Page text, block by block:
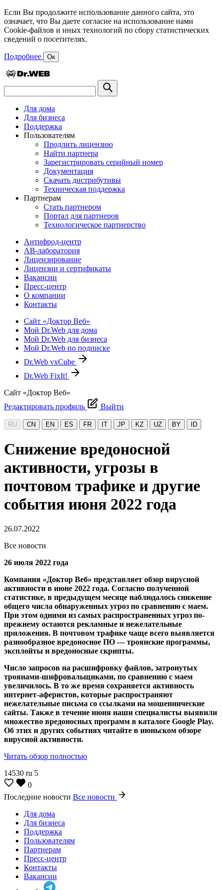
Если Вы продолжите использование данного сайта, это
означает, что Вы даете согласие на использование нами
Cookie-файлов и иных технологий по сбору статистических
сведений о посетителях.
Подробнее Ок
Для дома
Для бизнеса
Поддержка
Пользователям
Продлить лицензию
Найти партнера
Зарегистрировать серийный номер
Документация
Скачать дистрибутивы
Техническая поддержка
Партнерам
Стать партнером
Портал для партнеров
Технологическое партнерство
Антифрод-центр
АВ-лаборатория
Лицензирование
Лицензии и сертификаты
Вакансии
Пресс-центр
О компании
Контакты
Сайт «Доктор Веб»
Мой Dr.Web для дома
Мой Dr.Web для бизнеса
Мой Dr.Web по подписке
Dr.Web vxCube
Dr.Web FixIt!
Сайт «Доктор Веб»
Редактировать профиль
Выйти
RU CN EN ES FR IT JP KZ UZ BY ID
Снижение вредоносной
активности, угрозы в
почтовом трафике и другие
события июня 2022 года
26.07.2022
Все новости
26 июля 2022 года
Компания «Доктор Веб» представляет обзор вирусной
активности в июне 2022 года. Согласно полученной
статистике, в предыдущем месяце наблюдалось снижение
общего числа обнаруженных угроз по сравнению с маем.
При этом одними из самых распространенных угроз по-
прежнему остаются рекламные и нежелательные
приложения. В почтовом трафике чаще всего выявляется
разнообразное вредоносное ПО — троянские программы,
эксплойты и вредоносные скрипты.
Число запросов на расшифровку файлов, затронутых
троянами-шифровальщиками, по сравнению с маем
увеличилось. В то же время сохраняется активность
интернет-аферистов, которые распространяют
нежелательные письма со ссылками на мошеннические
сайты. Также в течение июня наши специалисты выявили
множество вредоносных программ в каталоге Google Play.
Об этих и других событиях читайте в июньском обзоре
вирусной активности.
Читать обзор полностью
14530 ru 5
0
Последние новости Все новости
Для дома
Для бизнеса
Поддержка
Пользователям
Партнерам
Пресс-центр
Контакты
Вакансии